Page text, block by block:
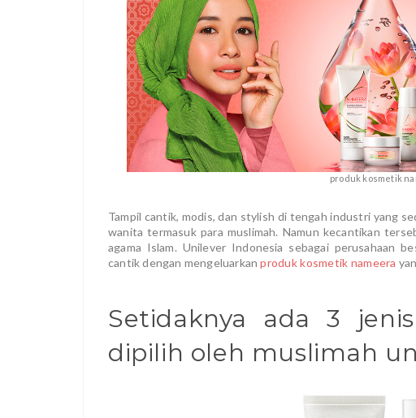
produk kosmetik
Tampil cantik, modis, dan stylish di tengah industri yang
wanita termasuk para muslimah. Namun kecantikan
agama Islam. Unilever Indonesia sebagai perusahaan
cantik dengan mengeluarkanproduk kosmetik nameera
Setidaknya ada 3
dipilih oleh muslimah